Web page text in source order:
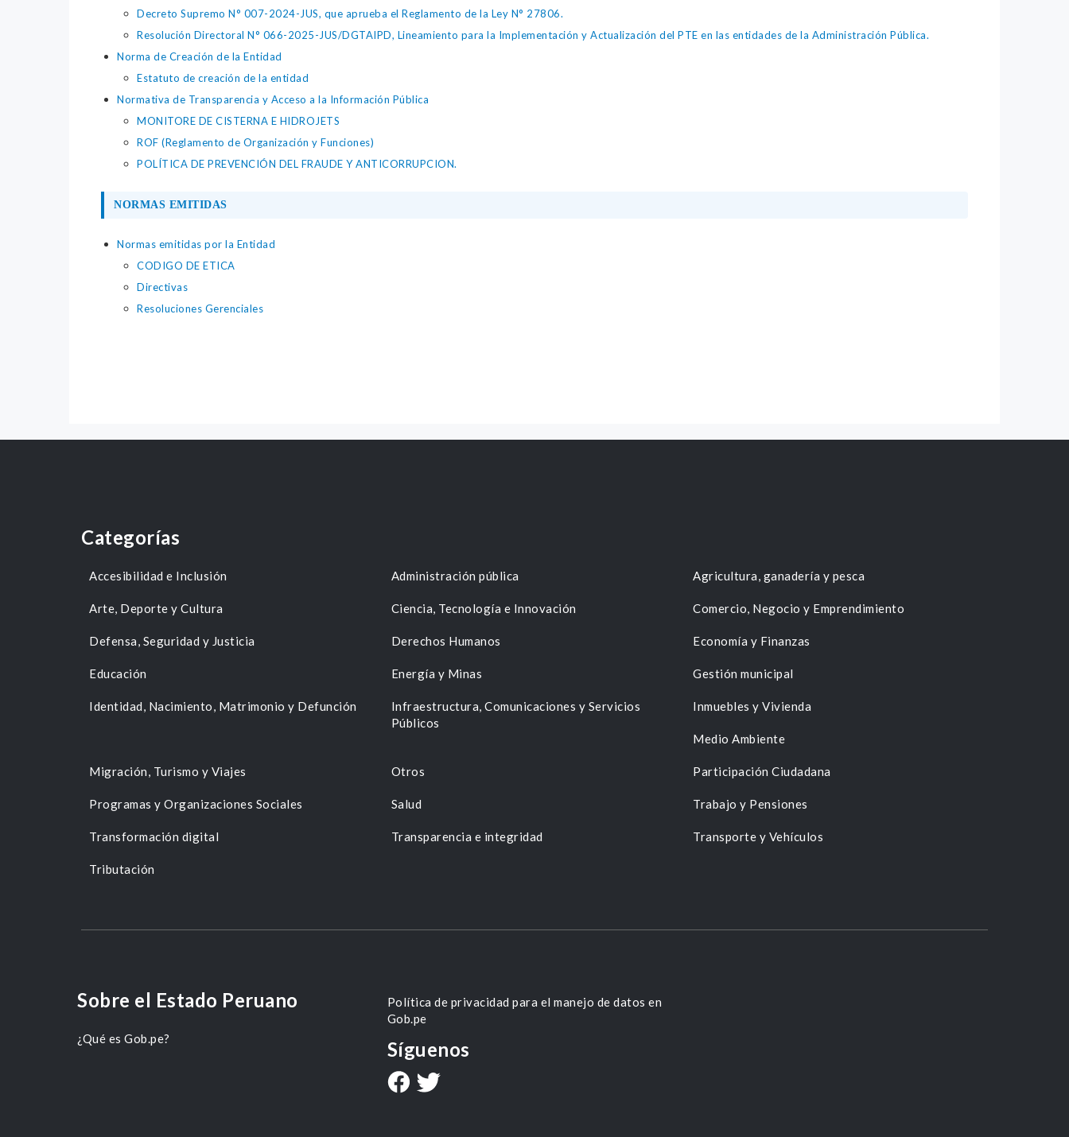
Decreto Supremo N° 007-2024-JUS, que aprueba el Reglamento de la Ley N° 27806.
Resolución Directoral N° 066-2025-JUS/DGTAIPD, Lineamiento para la Implementación y Actualización del PTE en las entidades de la Administración Pública.
Norma de Creación de la Entidad
Estatuto de creación de la entidad
Normativa de Transparencia y Acceso a la Información Pública
MONITORE DE CISTERNA E HIDROJETS
ROF (Reglamento de Organización y Funciones)
POLÍTICA DE PREVENCIÓN DEL FRAUDE Y ANTICORRUPCION.
NORMAS EMITIDAS
Normas emitidas por la Entidad
CODIGO DE ETICA
Directivas
Resoluciones Gerenciales
Categorías
Accesibilidad e Inclusión Administración pública Agricultura, ganadería y pesca
Arte, Deporte y Cultura Ciencia, Tecnología e Innovación Comercio, Negocio y Emprendimiento
Defensa, Seguridad y Justicia Derechos Humanos Economía y Finanzas
Educación Energía y Minas Gestión municipal
Identidad, Nacimiento, Matrimonio y Defunción
Infraestructura, Comunicaciones y Servicios
Públicos
Inmuebles y Vivienda
Medio Ambiente
Migración, Turismo y Viajes Otros Participación Ciudadana
Programas y Organizaciones Sociales Salud Trabajo y Pensiones
Transformación digital Transparencia e integridad Transporte y Vehículos
Tributación
Sobre el Estado Peruano
¿Qué es Gob.pe?
Política de privacidad para el manejo de datos en
Gob.pe
Síguenos